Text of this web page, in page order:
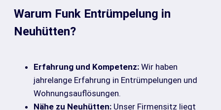
Warum Funk Entrümpelung in
Neuhütten?
Erfahrung und Kompetenz: Wir haben
jahrelange Erfahrung in Entrümpelungen und
Wohnungsauflösungen.
Nähe zu Neuhütten: Unser Firmensitz liegt